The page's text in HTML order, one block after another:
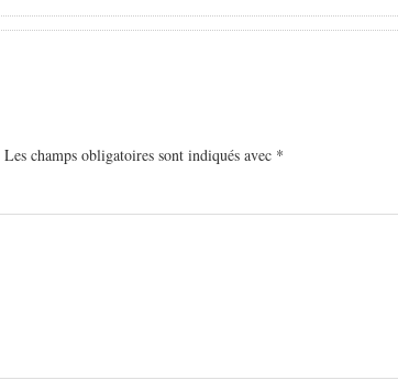
Les champs obligatoires sont indiqués avec *